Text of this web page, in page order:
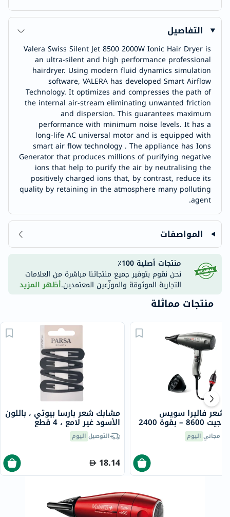
التفاصيل
Valera Swiss Silent Jet 8500 2000W Ionic Hair Dryer is
an ultra-silent and high performance professional
hairdryer. Using modern fluid dynamics simulation
software, VALERA has developed Smart Airflow
Technology. It optimizes and compresses the path of
the internal air-stream eliminating unwanted friction
and dispersion. This guarantees maximum
performance with minimum noise levels. It has a
long-life AC universal motor and is equipped with
smart air flow technology . The appliance has Ions
Generator that produces millions of purifying negative
ions that help to purify the air by neutralising the
positively charged ions that, by contrast, reduce its
quality by retaining in the atmosphere many polluting
agent.
المواصفات
منتجات أصلية 100٪
نحن نقوم بتوفير جميع منتجاتنا مباشرة من العلامات
التجارية الموثوقة والموزّعين المعتمدين.أظهر المزيد
منتجات مماثلة
مشابك شعر بارسا بيوتي ، باللون
الأسود غير لامع ، 4 قطع
التوصيل اليوم
18.14
فاليرا سويس
سايلنت جيت 8600 – بقوة 2400
الأيونات، 586.12
مجاني اليوم